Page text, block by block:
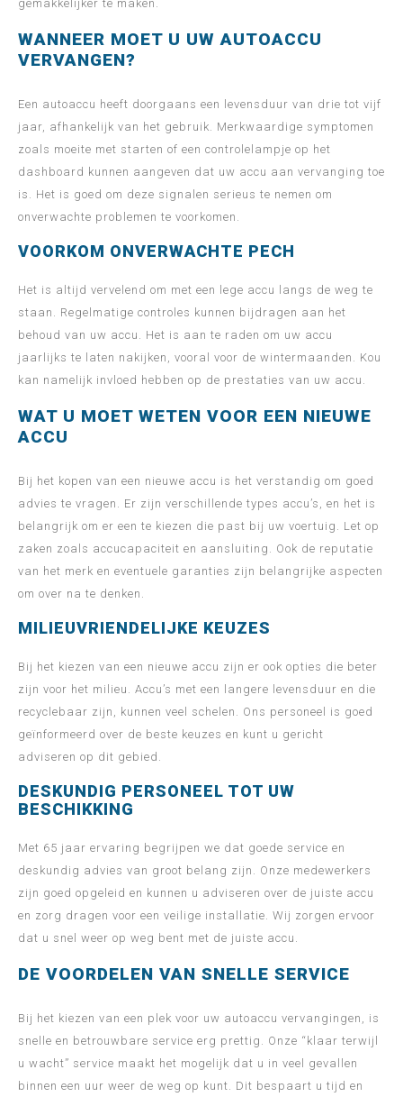
gemakkelijker te maken.
WANNEER MOET U UW AUTOACCU
VERVANGEN?
Een autoaccu heeft doorgaans een levensduur van drie tot vijf
jaar, afhankelijk van het gebruik. Merkwaardige symptomen
zoals moeite met starten of een controlelampje op het
dashboard kunnen aangeven dat uw accu aan vervanging toe
is. Het is goed om deze signalen serieus te nemen om
onverwachte problemen te voorkomen.
VOORKOM ONVERWACHTE PECH
Het is altijd vervelend om met een lege accu langs de weg te
staan. Regelmatige controles kunnen bijdragen aan het
behoud van uw accu. Het is aan te raden om uw accu
jaarlijks te laten nakijken, vooral voor de wintermaanden. Kou
kan namelijk invloed hebben op de prestaties van uw accu.
WAT U MOET WETEN VOOR EEN NIEUWE
ACCU
Bij het kopen van een nieuwe accu is het verstandig om goed
advies te vragen. Er zijn verschillende types accu’s, en het is
belangrijk om er een te kiezen die past bij uw voertuig. Let op
zaken zoals accucapaciteit en aansluiting. Ook de reputatie
van het merk en eventuele garanties zijn belangrijke aspecten
om over na te denken.
MILIEUVRIENDELIJKE KEUZES
Bij het kiezen van een nieuwe accu zijn er ook opties die beter
zijn voor het milieu. Accu’s met een langere levensduur en die
recyclebaar zijn, kunnen veel schelen. Ons personeel is goed
geïnformeerd over de beste keuzes en kunt u gericht
adviseren op dit gebied.
DESKUNDIG PERSONEEL TOT UW
BESCHIKKING
Met 65 jaar ervaring begrijpen we dat goede service en
deskundig advies van groot belang zijn. Onze medewerkers
zijn goed opgeleid en kunnen u adviseren over de juiste accu
en zorg dragen voor een veilige installatie. Wij zorgen ervoor
dat u snel weer op weg bent met de juiste accu.
DE VOORDELEN VAN SNELLE SERVICE
Bij het kiezen van een plek voor uw autoaccu vervangingen, is
snelle en betrouwbare service erg prettig. Onze “klaar terwijl
u wacht” service maakt het mogelijk dat u in veel gevallen
binnen een uur weer de weg op kunt. Dit bespaart u tijd en